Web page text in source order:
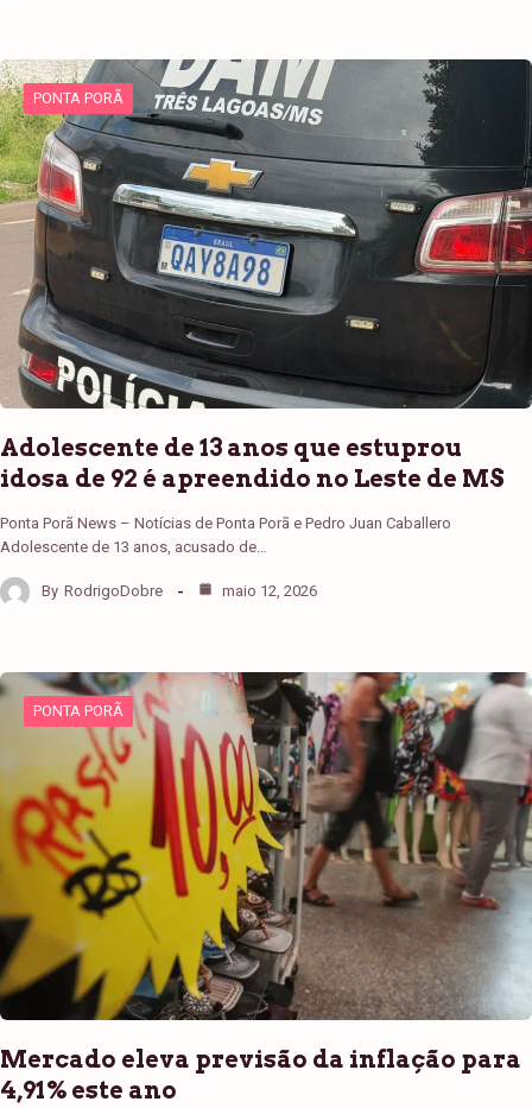
PONTA PORÃ
Adolescente de 13 anos que estuprou
idosa de 92 é apreendido no Leste de MS
Ponta Porã News – Notícias de Ponta Porã e Pedro Juan Caballero
Adolescente de 13 anos, acusado de…
By RodrigoDobre maio 12, 2026
PONTA PORÃ
Mercado eleva previsão da inflação para
4,91% este ano